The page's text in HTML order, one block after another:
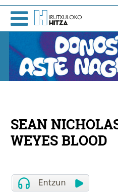
SEAN
WEYES BLOOD